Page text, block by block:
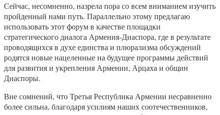
Сейчас, несомненно, назрела пора со всем вниманием изучить
пройденный нами путь. Параллельно этому предлагаю
использовать этот форум в качестве площадки
стратегического диалога Армения-Диаспора, где в результате
проводящихся в духе единства и плюрализма обсуждений
родятся новые нацеленные на будущее программы действий
для развития и укрепления Армении, Арцаха и общин
Диаспоры.
Вне сомнений, что Третья Республика Армении несравненно
более сильна, благодаря усилиям наших соотечественников,